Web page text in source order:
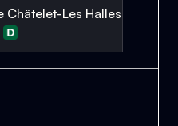
Châtelet-Les Halles